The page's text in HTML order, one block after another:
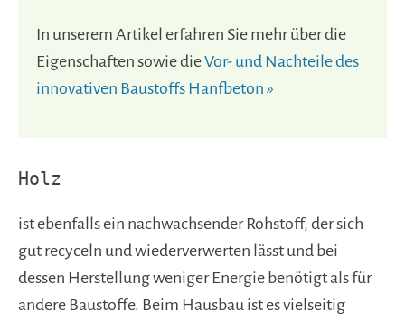
In unserem Artikel erfahren Sie mehr über die
Eigenschaften sowie dieVor- und Nachteile des
innovativen Baustoffs Hanfbeton »
Holz
ist ebenfalls ein nachwachsender Rohstoff, der sich
gut recyceln und wiederverwerten lässt und bei
dessen Herstellung weniger Energie benötigt als für
andere Baustoffe. Beim Hausbau ist es vielseitig